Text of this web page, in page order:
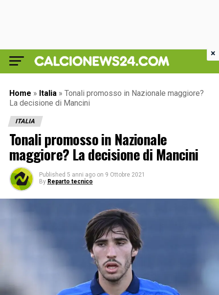
Home » Italia » Tonali promosso in Nazionale maggiore?
La decisione di Mancini
ITALIA
Tonali promosso in Nazionale
maggiore? La decisione di Mancini
Published 5 anni ago on 9 Ottobre 2021
By Reparto tecnico
×